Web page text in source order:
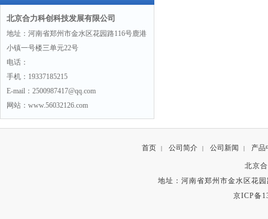
北京合力科创科技发展有限公司
地址：河南省郑州市金水区花园路116号鹿港
小镇一号楼三单元22号
电话：
手机：19337185215
E-mail：2500987417@qq.com
网站：www.56032126.com
首页 | 公司简介 | 公司新闻 | 产品
北京
地址：河南省郑州市金水区花
京ICP备